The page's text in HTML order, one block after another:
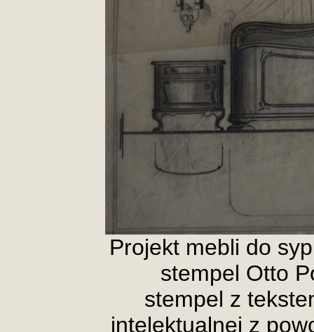
Projekt mebli do
stempel Otto
stempel z
intelektualnej z